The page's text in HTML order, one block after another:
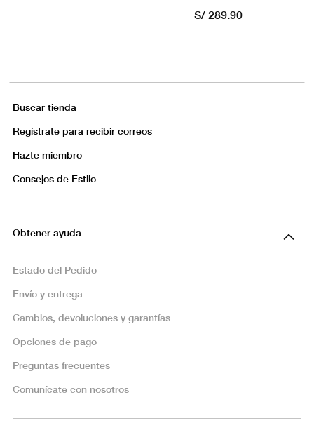
S/ 289.90
Buscar tienda
Regístrate para recibir correos
Hazte miembro
Consejos de Estilo
Obtener ayuda
Estado del Pedido
Envío y entrega
Cambios, devoluciones y garantías
Opciones de pago
Preguntas frecuentes
Comunícate con nosotros